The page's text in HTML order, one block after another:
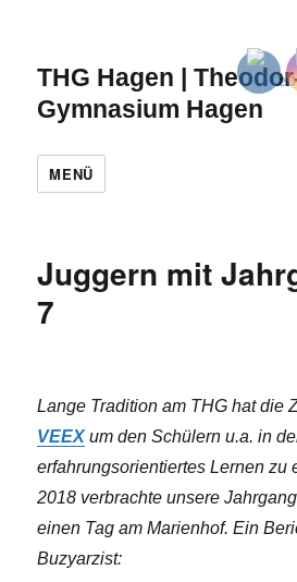
THG Hagen |
Gymnasium Hagen
MENÜ
Juggern mit
7
Lange Tradition am THG hat die
VEEXum den Schülern u.a. in
erfahrungsorientiertes Lernen zu
2018 verbrachte unsere
einen Tag am Marienhof. Ein
Buzyarzist: